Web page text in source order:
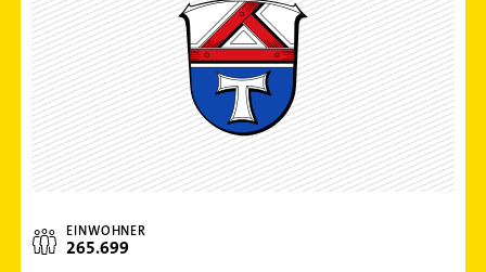
EINWOHNER
265.699